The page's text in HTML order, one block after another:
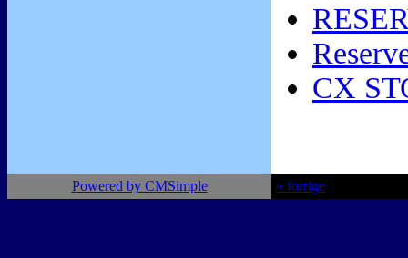
CX
Powered by CMSimple « forrige